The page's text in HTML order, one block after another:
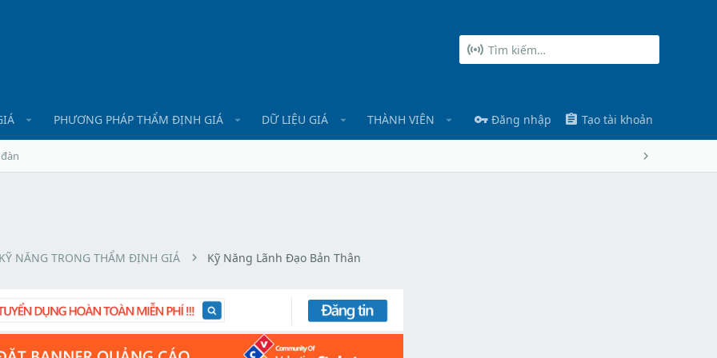
PHƯƠNG PHÁP THẨM ĐỊNH GIÁ DỮ LIỆU GIÁ THÀNH VIÊN Đăng nhập Tạo tài khoản
KỸ NĂNG TRONG THẨM ĐỊNH GIÁ Kỹ Năng Lãnh Đạo Bản Thân